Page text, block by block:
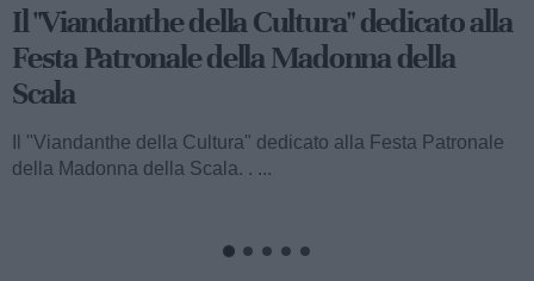
Il "Viandanthe della Cultura" dedicato alla
Festa Patronale della Madonna della
Scala
Il "Viandanthe della Cultura" dedicato alla Festa Patronale
della Madonna della Scala. . ...